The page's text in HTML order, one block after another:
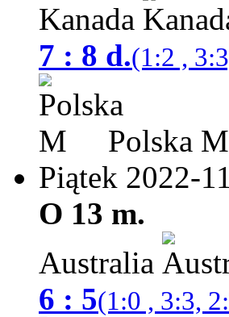
Kanada
7 : 8 d.(1:2 ,
Polska M
Piątek 2022-
O 13 m.
Australia
6 : 5(1:0 , 3:3,